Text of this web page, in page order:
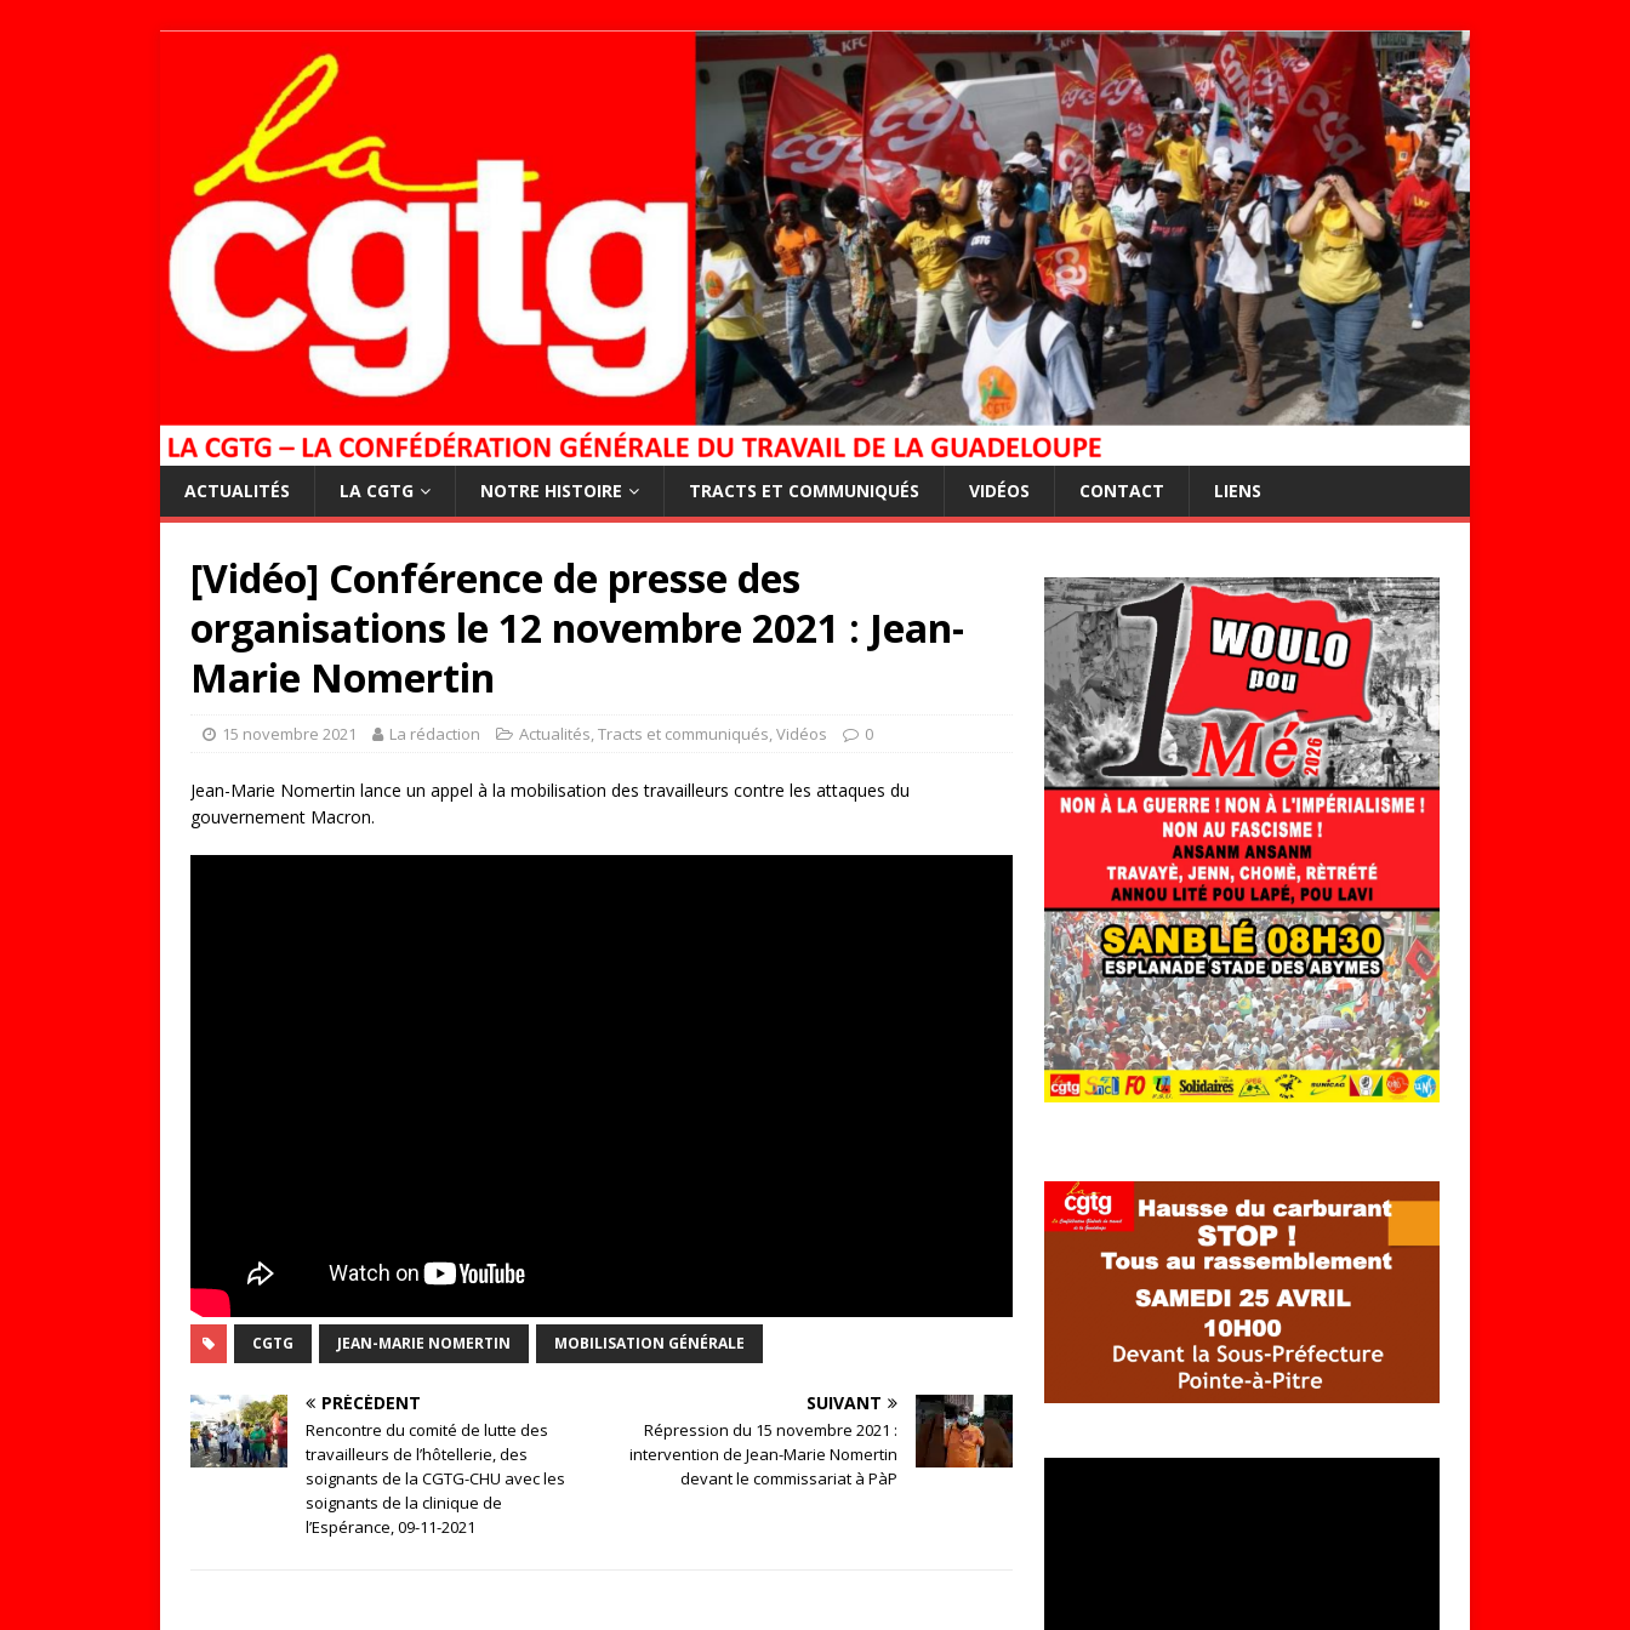
ACTUALITÉS LA CGTG NOTRE HISTOIRE TRACTS ET COMMUNIQUÉS VIDÉOS CONTACT LIENS
[Vidéo] Conférence de presse des
organisations le 12 novembre 2021 : Jean-
Marie Nomertin
15 novembre 2021 La rédaction Actualités Tracts et communiqués Vidéos 0
Jean-Marie Nomertin lance un appel à la mobilisation des travailleurs contre les attaques du
gouvernement Macron.
CGTG JEAN-MARIE NOMERTIN MOBILISATION GÉNÉRALE
PRÉCÉDENT
Rencontre du comité de lutte des
travailleurs de l’hôtellerie, des
soignants de la CGTG-CHU avec les
soignants de la clinique de
l’Espérance, 09-11-2021
SUIVANT
Répression du 15 novembre 2021 :
intervention de Jean-Marie Nomertin
devant le commissariat à PàP